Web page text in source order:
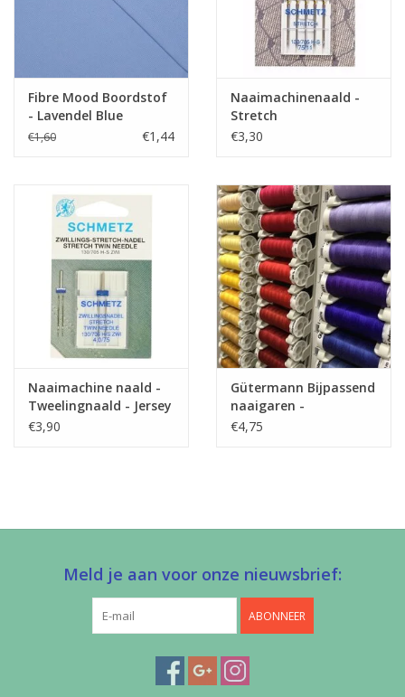
beetje
Fibre Mood Boordstof
- Lavendel Blue
€1,60 €1,44
Naaimachinenaald -
Stretch
€3,30
Naaimachine naald -
Tweelingnaald - Jersey
€3,90
Gütermann Bijpassend
naaigaren -
Allesnaaigaren 200m
€4,75
Meld je aan voor onze nieuwsbrief:
ABONNEER